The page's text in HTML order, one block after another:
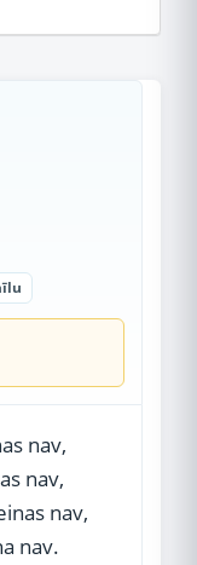
nav,
nav,
nav,
nav.